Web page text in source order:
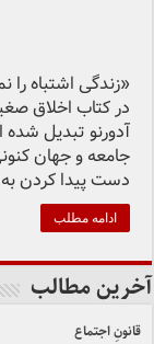
«زندگی اشتباه
در کتاب اخلاق
آدورنو تبدیل
جامعه و جهان
دست پیدا کردن
ادامه مطلب
آخرین مطالب
قانونِ اجتماع